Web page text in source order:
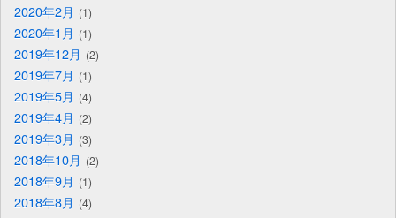
2020年2月 1
2020年1月 1
2019年12月 2
2019年7月 1
2019年5月 4
2019年4月 2
2019年3月 3
2018年10月 2
2018年9月 1
2018年8月 4